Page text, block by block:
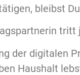
bleibst
tritt
der digitalen
Haushalt